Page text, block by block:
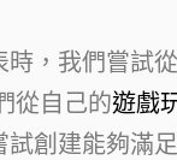
時，我們嘗試
從自己的遊戲
試創建能夠滿